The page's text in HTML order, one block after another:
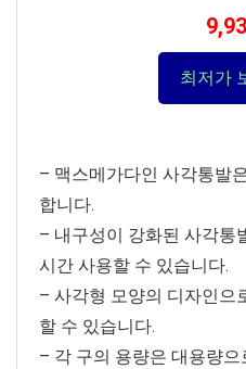
최저가
– 맥스메가다인 사각통발
합니다.
– 내구성이 강화된 사각통
시간 사용할 수 있습니다.
– 사각형 모양의 디자인으
할 수 있습니다.
– 각 구의 용량은 대용량